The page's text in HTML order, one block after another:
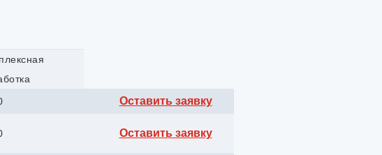
Оставить заявку
Оставить заявку